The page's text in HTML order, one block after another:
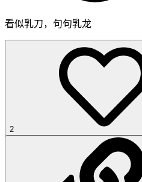
看似乳刀，句句乳龙
2